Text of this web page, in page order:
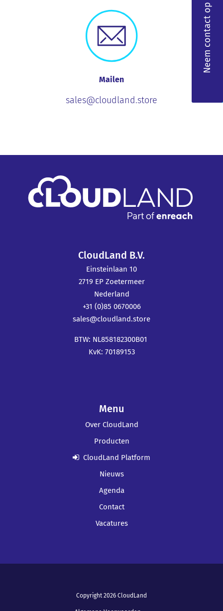
Neem contact op
Mailen
sales@cloudland.store
CloudLand B.V.
Einsteinlaan 10
2719 EP Zoetermeer
Nederland
+31 (0)85 0670006
sales@cloudland.store
BTW: NL858182300B01
KvK: 70189153
Menu
Over CloudLand
Producten
CloudLand Platform
Nieuws
Agenda
Contact
Vacatures
Copyright 2026 CloudLand